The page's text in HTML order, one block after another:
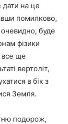
дати на це
помилково,
буде
фізики
все ще
вертоліт,
в бік з
Земля.
подорож,